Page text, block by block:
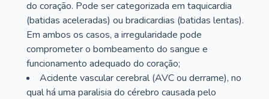
do coração. Pode ser categorizada em taquicardia
(batidas aceleradas) ou bradicardias (batidas lentas).
Em ambos os casos, a irregularidade pode
comprometer o bombeamento do sangue e
funcionamento adequado do coração;
Acidente vascular cerebral (AVC ou derrame), no
qual há uma paralisia do cérebro causada pelo